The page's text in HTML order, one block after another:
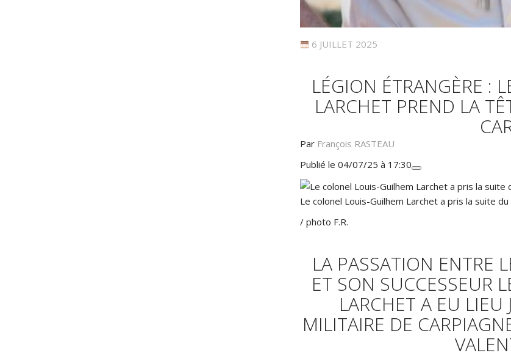
6 JUILLET 2025
LÉGION ÉTRANGÈRE :
LARCHET PREND LA
Par François RASTEAU
Publié le 04/07/25 à 17:30
Le colonel Louis-Guilhem Larchet a pris la suite
/ photo F.R.
LA PASSATION ENTRE
ET SON SUCCESSEUR
LARCHET A EU
MILITAIRE DE